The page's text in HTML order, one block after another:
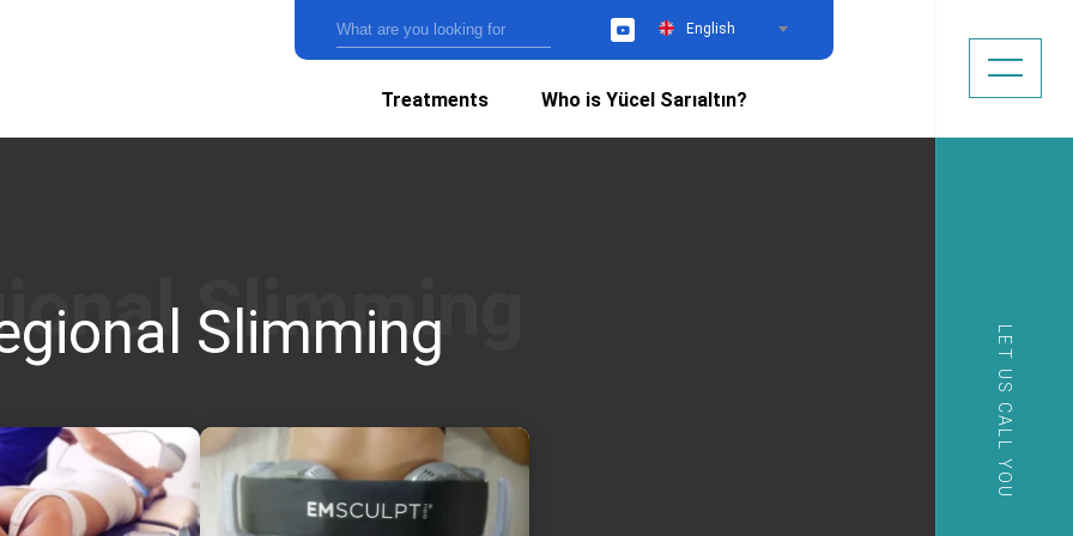
YouTubeEnglish
Treatments Who is Yücel Sarıaltın?
LET US CALL YOU
Slimming